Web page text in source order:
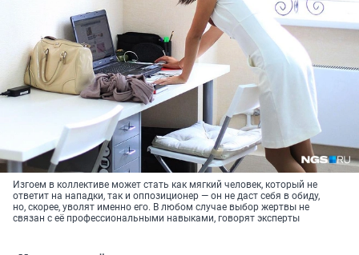
Изгоем в коллективе может стать как мягкий человек, который не
ответит на нападки, так и оппозиционер — он не даст себя в обиду,
но, скорее, уволят именно его. В любом случае выбор жертвы не
связан с её профессиональными навыками, говорят эксперты